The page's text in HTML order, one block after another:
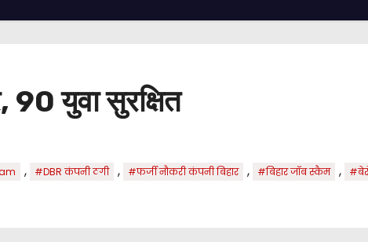
90 युवा सुरक्षित
, #DBR कंपनी ठगी , #फर्जी नौकरी कंपनी बिहार , #बिहार जॉब स्कैम ,